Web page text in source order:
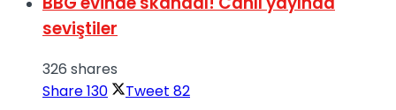
seviştiler
326 shares
Share130 Tweet 82